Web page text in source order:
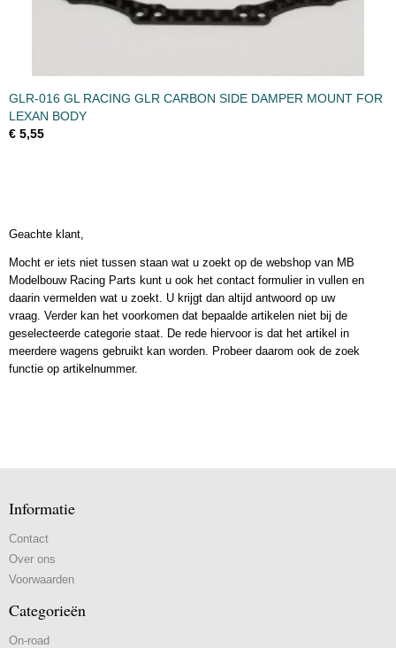
GLR-016 GL RACING GLR CARBON SIDE DAMPER MOUNT FOR
LEXAN BODY
€ 5,55
Geachte klant,
Mocht er iets niet tussen staan wat u zoekt op de webshop van MB
Modelbouw Racing Parts kunt u ook het contact formulier in vullen en
daarin vermelden wat u zoekt. U krijgt dan altijd antwoord op uw
vraag. Verder kan het voorkomen dat bepaalde artikelen niet bij de
geselecteerde categorie staat. De rede hiervoor is dat het artikel in
meerdere wagens gebruikt kan worden. Probeer daarom ook de zoek
functie op artikelnummer.
Informatie
Contact
Over ons
Voorwaarden
Categorieën
On-road